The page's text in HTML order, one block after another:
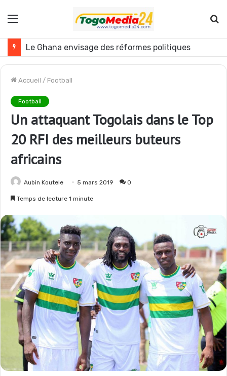
Menu
Le Ghana envisage des réformes politiques
Accueil / Football
Football
Un attaquant Togolais dans le Top
20 RFI des meilleurs buteurs
africains
Aubin Koutele 5 mars 2019 0
Temps de lecture 1 minute